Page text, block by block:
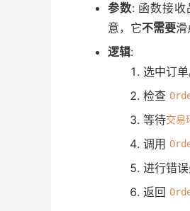
/*
//
                */
else
{
参数: 函数接收
意，它不需要滑
逻辑:
选中订单
检查
等待交易
调用
进行错误
返回